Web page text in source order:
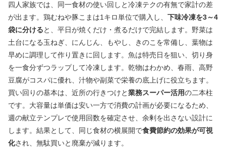
四人家族では、同一食材の使い回しと冷凍テクの有無で家計の差
が出ます。鶏むねや豚こまは1キロ単位で購入し、 下味冷凍を3～4
袋に分けると、平日が焼くだけ・煮るだけで完結します。野菜は
土台になる玉ねぎ、にんじん、もやし、きのこを常備し、葉物は
早めに調理して作り置きに回します。魚は特売日を狙い、切り身
を一食分ずつラップして冷凍します。乾物はわかめ、春雨、高野
豆腐がコスパに優れ、汁物や副菜で栄養の底上げに役立ちます。
買い回りの基本は、近所の行きつけと業務スーパー活用の二本柱
です。大容量は単価は安い一方で消費の計画が必要になるため、
週の献立テンプレで使用回数を確定させ、余剰を出さない設計に
します。結果として、同じ食材の横展開で食費節約の効果が可視
化され、無駄買いと廃棄が減ります。